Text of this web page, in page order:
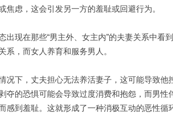
焦虑，这会引发另一方的羞耻或回避行为。
出现在那些“男主外、女主内”的夫妻关系中看
系，而女人养育和服务男人。
况下，丈夫担心无法养活妻子，这可能导致他
夺的恐惧可能会导致过度消费和抱怨，而男性
感到羞耻。这就形成了一种消极互动的恶性循